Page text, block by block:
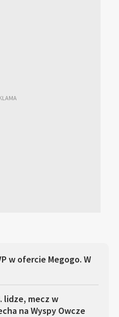
w ofercie Megogo. W
lidze, mecz w
na Wyspy Owcze